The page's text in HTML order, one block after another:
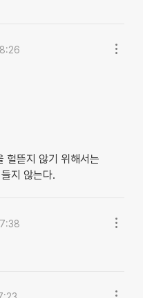
헐뜯지 않기 위해서는
지 않는다.